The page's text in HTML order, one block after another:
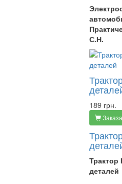
С.Н.
189 грн.
Трактор
деталей